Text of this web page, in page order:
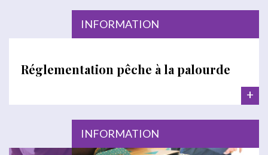
INFORMATION
Réglementation pêche à la palourde
+
INFORMATION